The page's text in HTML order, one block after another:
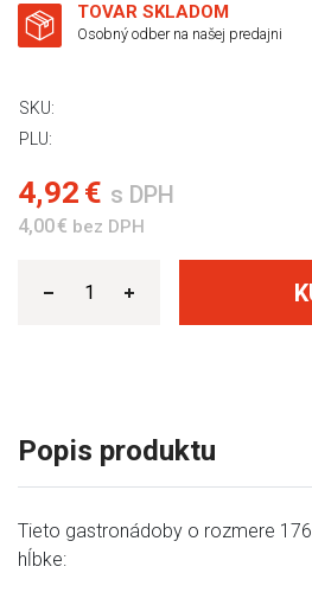
TOVAR SKLADOM
Osobný odber na našej predajni
SKU:
PLU:
4,92 € s DPH
4,00 € bez DPH
Popis produktu
Tieto gastronádoby o rozmere
hĺbke: